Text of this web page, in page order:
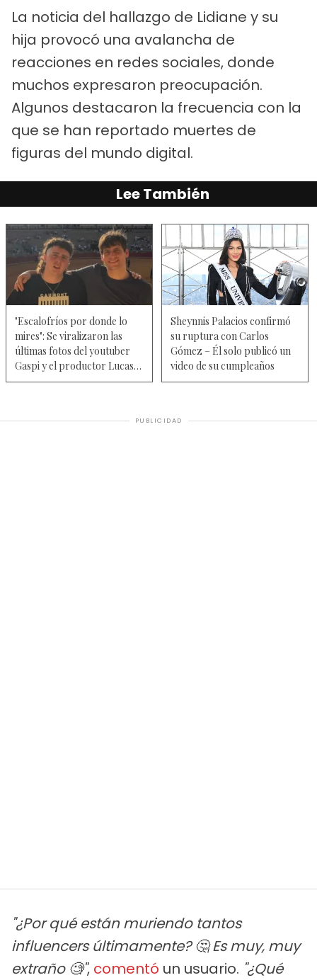
La noticia del hallazgo de Lidiane y su
hija provocó una avalancha de
reacciones en redes sociales, donde
muchos expresaron preocupación.
Algunos destacaron la frecuencia con la
que se han reportado muertes de
figuras del mundo digital.
Lee También
"Escalofríos por donde lo
mires": Se viralizaron las
últimas fotos del youtuber
Gaspi y el productor Lucas
Vignale antes de su muerte
Sheynnis Palacios confirmó
su ruptura con Carlos
Gómez – Él solo publicó un
video de su cumpleaños
PUBLICIDAD
"¿Por qué están muriendo tantos
influencers últimamente? 🤔 Es muy, muy
extraño 🧐", comentó un usuario. "¿Qué